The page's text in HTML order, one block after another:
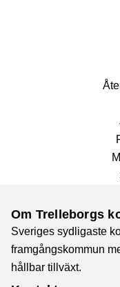
Om Trelleborgs
Sveriges sydligaste
framgångskommun
hållbar tillväxt.